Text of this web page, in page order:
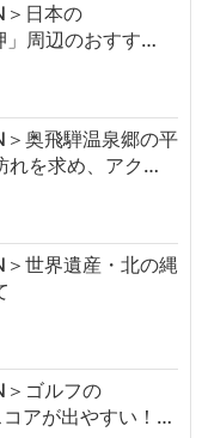
＞日本の
」周辺のおすす…
＞奥飛騨温泉郷の平
れを求め、アク…
世界遺産・北の縄
＞ゴルフの
アが出やすい！…